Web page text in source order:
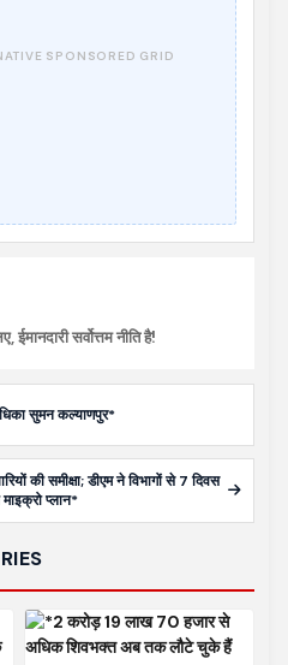
सर्वोत्तम नीति है!
सुमन कल्याणपुर*
की समीक्षा; डीएम ने विभागों से 7 दिवस
माइक्रो प्लान*